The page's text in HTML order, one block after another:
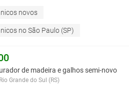
novos
no São Paulo (SP)
de madeira e galhos semi-novo
Grande do Sul (RS)